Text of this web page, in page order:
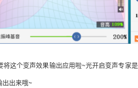
这个变声效果输出应用啦~光开启变声专家
出出来哦~